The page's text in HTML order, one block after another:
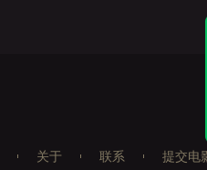
关于 联系 提交电